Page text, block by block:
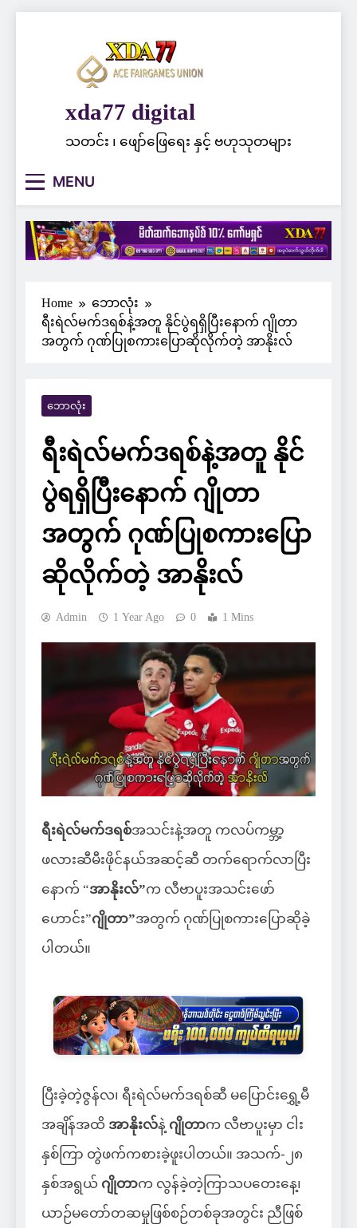
xda77 digital
သတင်း ၊ ဖျော်ဖြေရေး နှင့် ဗဟုသုတများ
MENU
Home
ဘောလုံး
ရီးရဲလ်မက်ဒရစ်နဲ့အတူ နိုင်ပွဲရရှိပြီးနောက် ဂျိုတာ
အတွက် ဂုဏ်ပြုစကားပြောဆိုလိုက်တဲ့ အာနိုးလ်
ဘောလုံး
ရီးရဲလ်မက်ဒရစ်နဲ့အတူ နိုင်
ပွဲရရှိပြီးနောက် ဂျိုတာ
အတွက် ဂုဏ်ပြုစကားပြော
ဆိုလိုက်တဲ့ အာနိုးလ်
Admin 1 Year Ago 0 1 Mins
ရီးရဲလ်မက်ဒရစ်အသင်းနဲ့အတူ ကလပ်ကမ္ဘာ့
ဖလားဆီမီးဖိုင်နယ်အဆင့်ဆီ တက်ရောက်လာပြီး
နောက် “အာနိုးလ်”က လီဗာပူးအသင်းဖော်
ဟောင်း”ဂျိုတာ”အတွက် ဂုဏ်ပြုစကားပြောဆိုခဲ့
ပါတယ်။
ပြီးခဲ့တဲ့ဇွန်လ၊ ရီးရဲလ်မက်ဒရစ်ဆီ မပြောင်းရွှေ့မီ
အချိန်အထိ အာနိုးလ်နဲ့ ဂျိုတာက လီဗာပူးမှာ ငါး
နှစ်ကြာ တွဲဖက်ကစားခဲ့ဖူးပါတယ်။ အသက်-၂၈
နှစ်အရွယ် ဂျိုတာက လွန်ခဲ့တဲ့ကြာသပတေးနေ့၊
ယာဉ်မတော်တဆမှုဖြစ်စဉ်တစ်ခုအတွင်း ညီဖြစ်